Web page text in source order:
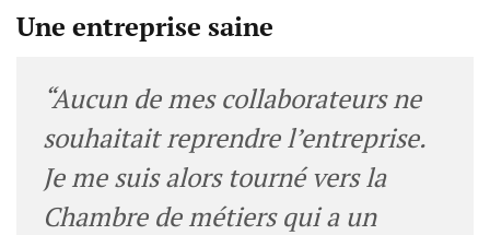
Une entreprise saine
“Aucun de mes collaborateurs ne
souhaitait reprendre l’entreprise.
Je me suis alors tourné vers la
Chambre de métiers qui a un